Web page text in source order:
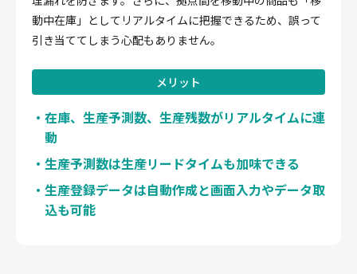
動中在庫」としてリアルタイムに把握できるため、誤って
引き当ててしまう心配もありません。
メリット
在庫、生産予測数、生産残数がリアルタイムに連
動
生産予測数は生産リードタイムも加味できる
生産登録データは自動作成と画面入力やデータ取
込も可能